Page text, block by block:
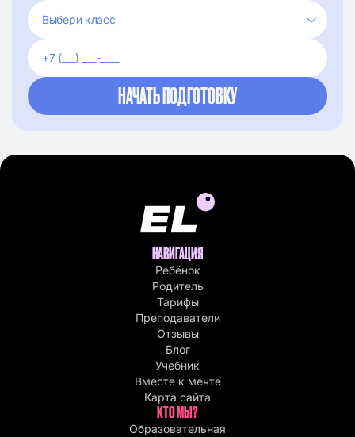
НАВИГАЦИЯ
Ребёнок
Родитель
Тарифы
Преподаватели
Отзывы
Блог
Учебник
Вместе к мечте
Карта сайта
КТО МЫ?
Образовательная